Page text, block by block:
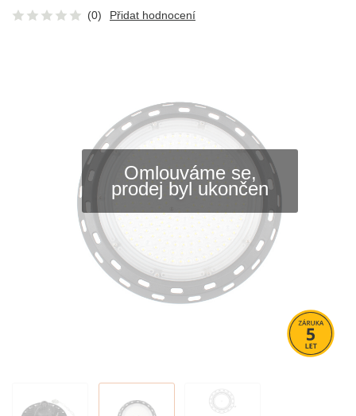
Omlouváme se,
prodej byl ukončen
(0) Přidat hodnocení